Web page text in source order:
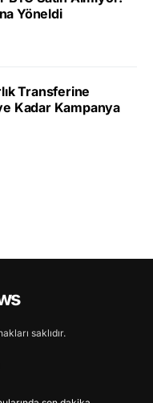
Yöneldi
Transferine
Kadar Kampanya
saklıdır.